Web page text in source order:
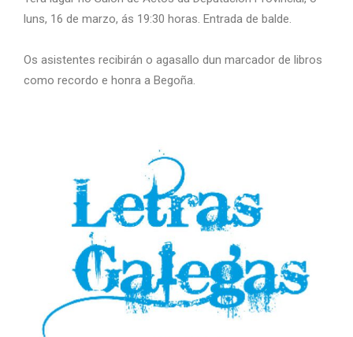
luns, 16 de marzo, ás 19:30 horas. Entrada de balde.
Os asistentes recibirán o agasallo dun marcador de libros
como recordo e honra a Begoña.